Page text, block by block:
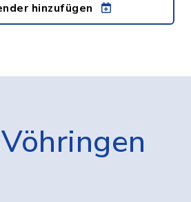
hinzufügen